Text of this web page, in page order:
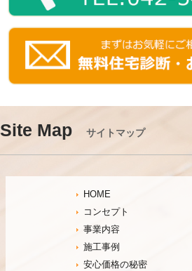
Site Map サイトマップ
HOME
コンセプト
事業内容
施工事例
安心価格の秘密